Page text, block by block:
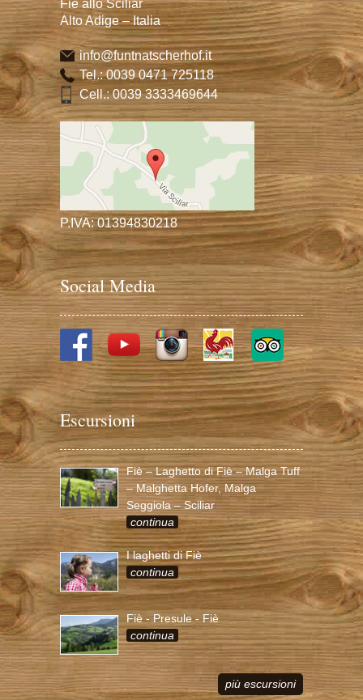
Fiè allo Sciliar
Alto Adige – Italia
info@funtnatscherhof.it
Tel.:0039 0471 725118
Cell.:0039 3333469644
P.IVA: 01394830218
Social Media
Escursioni
Fiè – Laghetto di Fiè – Malga Tuff
– Malghetta Hofer, Malga
Seggiola – Sciliar
continua
I laghetti di Fiè
continua
Fiè - Presule - Fiè
continua
più escursioni